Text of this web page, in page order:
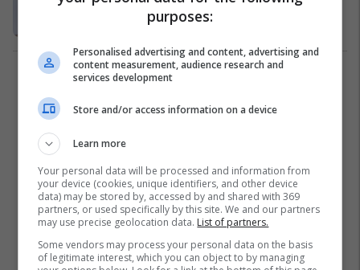
detajisht në videon e re
12/09/2019
1
purposes:
Personalised advertising and content, advertising and
content measurement, audience research and
services development
Store and/or access information on a device
Learn more
Your personal data will be processed and information from
your device (cookies, unique identifiers, and other device
data) may be stored by, accessed by and shared with 369
partners, or used specifically by this site. We and our partners
may use precise geolocation data. List of partners.
Some vendors may process your personal data on the basis
of legitimate interest, which you can object to by managing